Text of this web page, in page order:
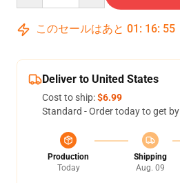
このセールはあと 01 : 16: 54
Deliver to United States
Cost to ship:$6.99
Standard - Order today to get by
Production
Today
Shipping
Aug. 09